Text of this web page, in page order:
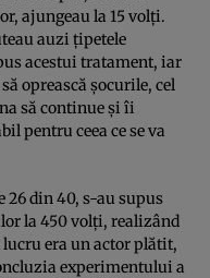
ajungeau la 15 volţi.
auzi ţipetele
acestui tratament, iar
oprească şocurile, cel
să continue şi îi
pentru ceea ce se va
din 40, s-au supus
la 450 volţi, realizând
lucru era un actor plătit,
experimentului a